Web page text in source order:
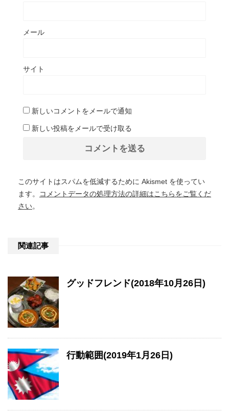
メール
サイト
新しいコメントをメールで通知
新しい投稿をメールで受け取る
このサイトはスパムを低減するために Akismet を使ってい
ます。
コメントデータの処理方法の詳細はこちらをご覧くだ
さい。
関連記事
グッドフレンド(2018年10月26日)
行動範囲(2019年1月26日)